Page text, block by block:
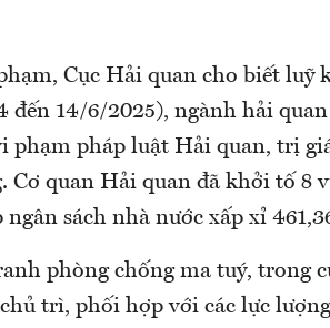
Cục Hải quan cho biết luỹ
đến 14/6/2025), ngành hải
phạm pháp luật Hải quan, trị
Cơ quan Hải quan đã khởi tố 8
sách nhà nước xấp xỉ
phòng chống ma tuý, trong
trì, phối hợp với các lực